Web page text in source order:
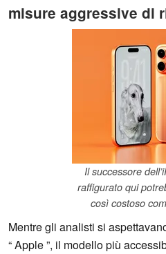
misure aggressive di
Il successore
raffigurato qui
così costoso
Mentre gli analisti si
“ Apple ”, il modello più